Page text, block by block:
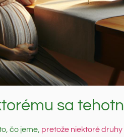
sa
čo jeme, pretože niektoré